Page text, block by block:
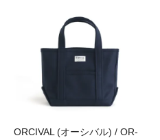
ORCIVAL (オーシバル) / OR-